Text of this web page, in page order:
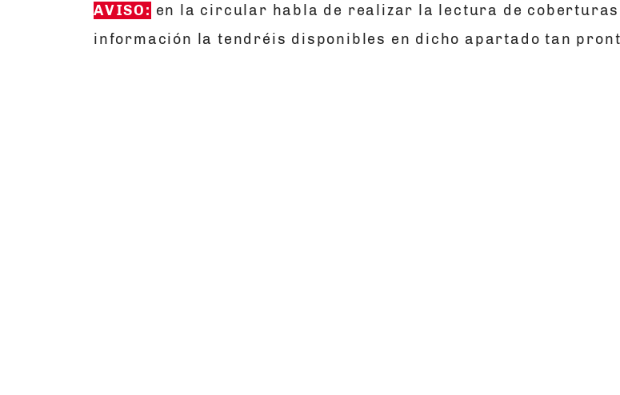
AVISO: en la circular habla de realizar la lectura de coberturas
información la tendréis disponibles en dicho apartado tan